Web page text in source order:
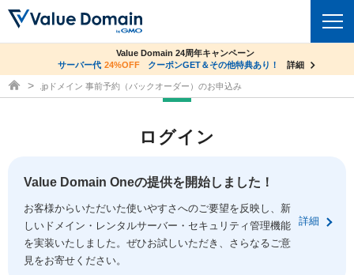
ドメイントップ
ドメイン移管
ドメイン価格一覧
ドメイン一括検索
コアサーバー
バリューサーバー
XREA
セキュリティトップ
Value Domain ネットde診断
SSL証明書
サービストップ
お得意様割引
facebook
co.jpドメイン✕コアサーバーV2ビジネス応援キャンペーン
サーバー料金1年間無料
詳細
Value Domain 24周年キャンペーン
サーバー代 24%OFF クーポンGET＆その他特典あり！ 詳細
ドメイン取得ならバリュードメイン
.jpドメイン 事前予約（バックオーダー）のお申込み
ログイン
Value Domain Oneの提供を開始しました！
お客様からいただいた使いやすさへのご要望を反映し、新
しいドメイン・レンタルサーバー・セキュリティ管理機能
を実装いたしました。ぜひお試しいただき、さらなるご意
見をお寄せください。
詳細